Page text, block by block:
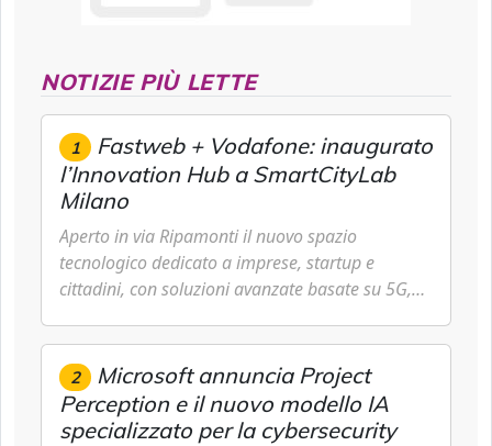
NOTIZIE PIÙ LETTE
1 Fastweb + Vodafone: inaugurato
l’Innovation Hub a SmartCityLab
Milano
Aperto in via Ripamonti il nuovo spazio
tecnologico dedicato a imprese, startup e
cittadini, con soluzioni avanzate basate su 5G,
2 Microsoft annuncia Project
Perception e il nuovo modello IA
specializzato per la cybersecurity